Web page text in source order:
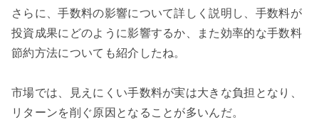
さらに、手数料の影響について詳しく説明し、手数料が
投資成果にどのように影響するか、また効率的な手数料
節約方法についても紹介したね。
市場では、見えにくい手数料が実は大きな負担となり、
リターンを削ぐ原因となることが多いんだ。